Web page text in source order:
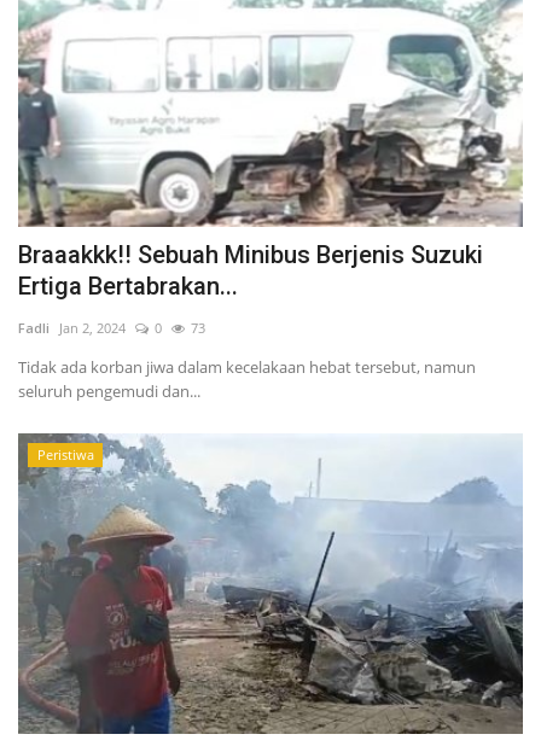
Braaakkk!! Sebuah Minibus Berjenis Suzuki
Ertiga Bertabrakan...
Fadli Jan 2, 2024 0 73
Tidak ada korban jiwa dalam kecelakaan hebat tersebut, namun
seluruh pengemudi dan...
Peristiwa